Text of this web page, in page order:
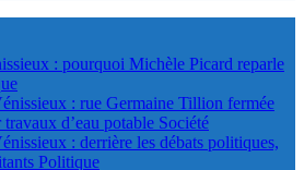
: pourquoi Michèle Picard reparle
: rue Germaine Tillion fermée
d’eau potable Société
: derrière les débats politiques,
Politique